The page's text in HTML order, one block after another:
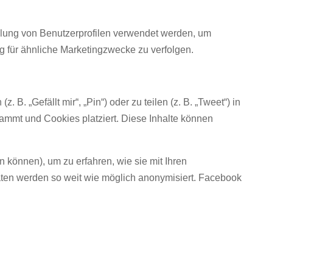
von Benutzerprofilen verwendet werden, um
für ähnliche Marketingzwecke zu verfolgen.
„Gefällt mir“, „Pin“) oder zu teilen (z. B. „Tweet“) in
und Cookies platziert. Diese Inhalte können
um zu erfahren, wie sie mit Ihren
werden so weit wie möglich anonymisiert. Facebook